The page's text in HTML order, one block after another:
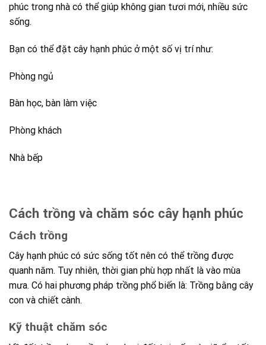
phúc trong nhà có thể giúp không gian tươi mới, nhiều sức
sống.
Bạn có thể đặt cây hạnh phúc ở một số vị trí như:
Phòng ngủ
Bàn học, bàn làm việc
Phòng khách
Nhà bếp
Cách trồng và chăm sóc cây hạnh phúc
Cách trồng
Cây hạnh phúc có sức sống tốt nên có thể trồng được
quanh năm. Tuy nhiên, thời gian phù hợp nhất là vào mùa
mưa. Có hai phương pháp trồng phổ biến là: Trồng bằng cây
con và chiết cành.
Kỹ thuật chăm sóc